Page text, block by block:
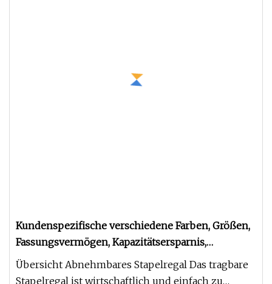
Kundenspezifische verschiedene Farben, Größen,
Fassungsvermögen, Kapazitätsersparnis,
herausnehmbare, faltbare Stoffaufbewahrung,
Metallgestell-Stapelregale
Übersicht Abnehmbares Stapelregal Das tragbare
Stapelregal ist wirtschaftlich und einfach zu